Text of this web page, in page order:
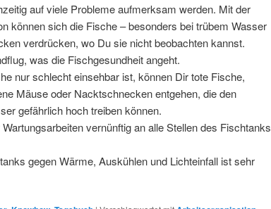
auf viele Probleme aufmerksam werden. Mit der
können sich die Fische – besonders bei trübem Wasser
verdrücken, wo Du sie nicht beobachten kannst.
was die Fischgesundheit angeht.
nur schlecht einsehbar ist, können Dir tote Fische,
Mäuse oder Nacktschnecken entgehen, die den
gefährlich hoch treiben können.
vernünftig an alle Stellen des Fischtanks
gegen Wärme, Auskühlen und Lichteinfall ist sehr